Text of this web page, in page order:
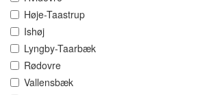
Høje-Taastrup
Ishøj
Lyngby-Taarbæk
Rødovre
Vallensbæk